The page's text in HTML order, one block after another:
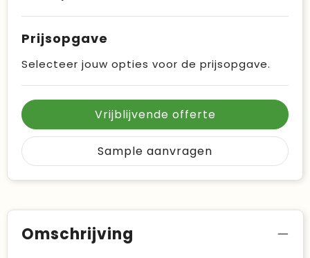
Prijsopgave
Selecteer jouw opties voor de prijsopgave.
Vrijblijvende offerte
Sample aanvragen
Omschrijving